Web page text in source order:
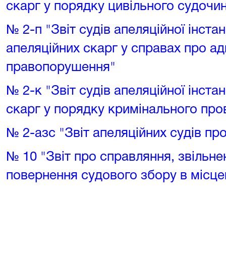
скарг у порядку цивільного
№ 2-п "Звіт судів апеляційної
апеляційних скарг у справах про
правопорушення"
№ 2-к "Звіт судів апеляційної
скарг у порядку кримінального
№ 2-азс "Звіт апеляційних судів
№ 10 "Звіт про справляння,
повернення судового збору в